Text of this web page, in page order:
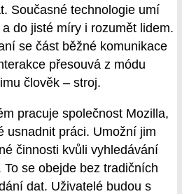
Současné technologie umí
do jisté míry i rozumět lidem.
se část běžné komunikace
přesouvá z módu
člověk – stroj.
pracuje společnost Mozilla,
usnadnit práci. Umožní jim
činnosti kvůli vyhledávání
se obejde bez tradičních
dat. Uživatelé budou s